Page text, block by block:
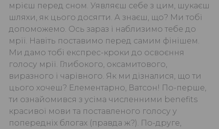
мрієш перед сном. Уявляєш себе з цим, шукаєш
шляхи, як цього досягти. А знаєш, що? Ми тобі
допоможемо. Ось зараз і наблизимо тебе до
мрії. Навіть поставимо перед самим фінішем.
Ми дамо тобі експрес-кроки до освоєння
голосу мрії. Глибокого, оксамитового,
виразного і чарівного. Як ми дізналися, що ти
цього хочеш? Елементарно, Ватсон! По-перше,
ти ознайомився з усіма численними benefits
красивої мови та поставленого голосу у
попередніх блогах (правда ж?). По-друге,